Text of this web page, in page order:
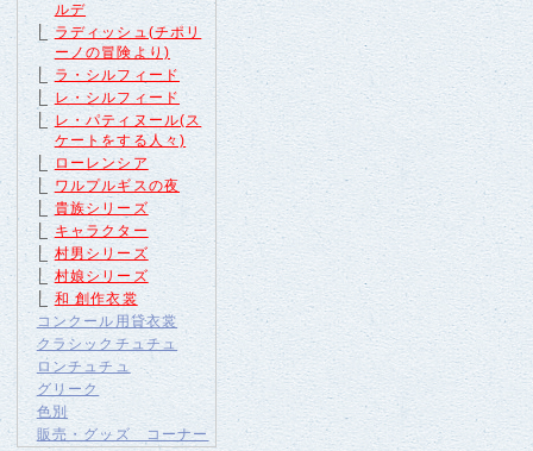
ルデ
ラディッシュ(チポリ
ーノの冒険より)
ラ・シルフィード
レ・シルフィード
レ・パティヌール(ス
ケートをする人々)
ローレンシア
ワルプルギスの夜
貴族シリーズ
キャラクター
村男シリーズ
村娘シリーズ
和 創作衣裳
コンクール用貸衣裳
クラシックチュチュ
ロンチュチュ
グリーク
色別
販売・グッズ コーナー